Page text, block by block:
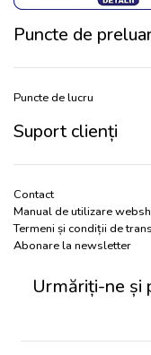
Puncte de
Puncte de lucru
Suport clienți
Contact
Manual de utilizare
Termeni și condiții de
Abonare la newsletter
Urmăriți-ne și